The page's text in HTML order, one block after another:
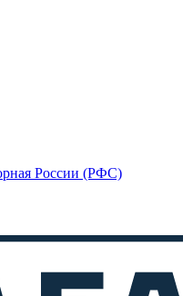
России (РФС)